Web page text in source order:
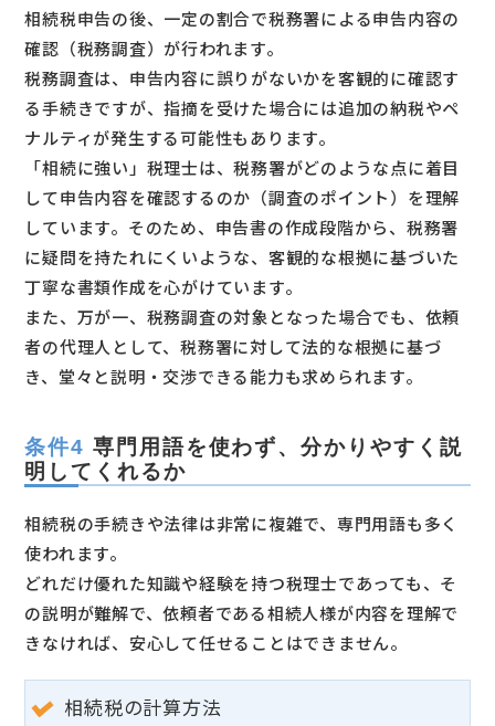
相続税申告の後、一定の割合で税務署による申告内容の
確認（税務調査）が行われます。
税務調査は、申告内容に誤りがないかを客観的に確認す
る手続きですが、指摘を受けた場合には追加の納税やペ
ナルティが発生する可能性もあります。
「相続に強い」税理士は、税務署がどのような点に着目
して申告内容を確認するのか（調査のポイント）を理解
しています。そのため、申告書の作成段階から、税務署
に疑問を持たれにくいような、客観的な根拠に基づいた
丁寧な書類作成を心がけています。
また、万が一、税務調査の対象となった場合でも、依頼
者の代理人として、税務署に対して法的な根拠に基づ
き、堂々と説明・交渉できる能力も求められます。
条件4 専門用語を使わず、分かりやすく説
明してくれるか
相続税の手続きや法律は非常に複雑で、専門用語も多く
使われます。
どれだけ優れた知識や経験を持つ税理士であっても、そ
の説明が難解で、依頼者である相続人様が内容を理解で
きなければ、安心して任せることはできません。
相続税の計算方法